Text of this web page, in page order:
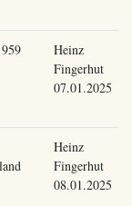
Heinz
Fingerhut
07.01.2025
Heinz
Fingerhut
08.01.2025